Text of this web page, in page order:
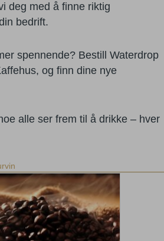
deg med å finne riktig
bedrift.
spennende? Bestill Waterdrop
og finn dine nye
alle ser frem til å drikke – hver